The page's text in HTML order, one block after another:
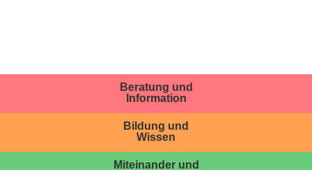
Beratung und
Information
Bildung und
Wissen
Miteinander und